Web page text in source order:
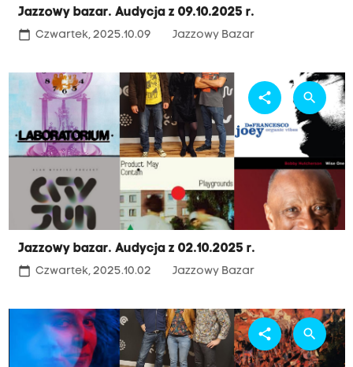
Jazzowy bazar. Audycja z 09.10.2025 r.
calendar_today Czwartek, 2025.10.09 Jazzowy Bazar
Jazzowy bazar. Audycja z 02.10.2025 r.
calendar_today Czwartek, 2025.10.02 Jazzowy Bazar
share search
share search